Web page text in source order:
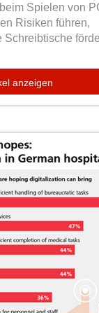
Spielen von
Risiken führen,
Schreibtische
anzeigen